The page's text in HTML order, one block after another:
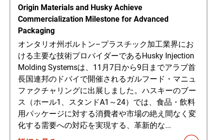
Origin Materials and Husky Achieve
Commercialization Milestone for Advanced
Packaging
オンタリオ州ボルトン–プラスチック加工業界にお
ける主要な技術プロバイダーであるHusky Injection
Molding Systemsは、11月7日から9日までアラブ首
長国連邦のドバイで開催されるガルフード・マニュ
ファクチャリングに出展しました。ハスキーのブー
ス（ホール1、スタンドA1～24）では、食品・飲料
用パッケージに対する消費者や市場の絶え間なく変
化する需要への対応を実現する、革新的な...